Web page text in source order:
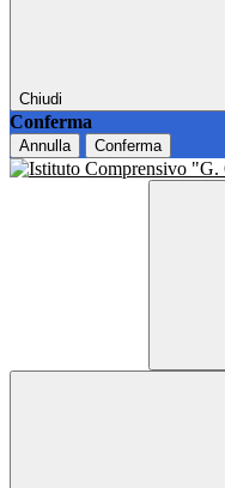
Chiudi
Conferma
Annulla Conferma